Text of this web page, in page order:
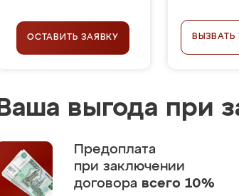
ОСТАВИТЬ ЗАЯВКУ
Ваша выгода при
Предоплата
при заключении
договора всего 10%